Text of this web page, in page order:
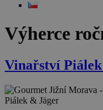
Výherce
Vinařství